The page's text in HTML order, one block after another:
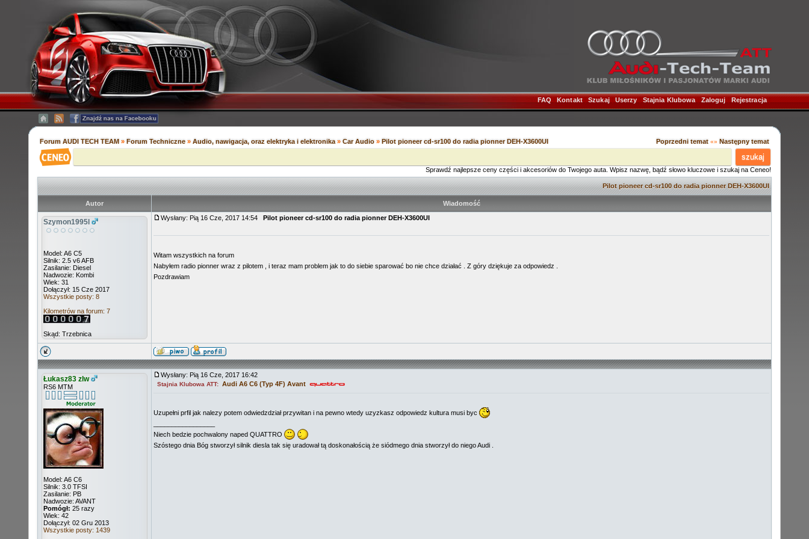
FAQ |Kontakt| Szukaj| Userzy Stajnia Klubowa Zaloguj Rejestracja
Forum AUDI TECH TEAM » Forum Techniczne » Audio, nawigacja, oraz elektryka i elektronika » Car Audio » Pilot pioneer cd-sr100 do radia pionner DEH-X3600UI Poprzedni temat «» Następny temat
szukaj
Sprawdź najlepsze ceny części i akcesoriów do Twojego auta. Wpisz nazwę, bądź słowo kluczowe i szukaj na Ceneo!
Pilot pioneer cd-sr100 do radia pionner DEH-X3600UI
Autor Wiadomość
Szymon1995l
Model: A6 C5
Silnik: 2.5 v6 AFB
Zasilanie: Diesel
Nadwozie: Kombi
Wiek: 31
Dołączył: 15 Cze 2017
Wszystkie posty: 8
Kilometrów na forum: 7
Skąd: Trzebnica
Wysłany: Pią 16 Cze, 2017 14:54 Pilot pioneer cd-sr100 do radia pionner DEH-X3600UI
Witam wszystkich na forum
Nabyłem radio pionner wraz z pilotem , i teraz mam problem jak to do siebie sparować bo nie chce działać . Z góry dziękuje za odpowiedz .
Pozdrawiam
Łukasz83 zlw
RS6 MTM
Model: A6 C6
Silnik: 3.0 TFSI
Zasilanie: PB
Nadwozie: AVANT
Pomógł: 25 razy
Wiek: 42
Dołączył: 02 Gru 2013
Wszystkie posty: 1439
Wysłany: Pią 16 Cze, 2017 16:42
Stajnia Klubowa ATT: Audi A6 C6 (Typ 4F) Avant
Uzupełni prfil jak nalezy potem odwiedzdział przywitan i na pewno wtedy uzyzkasz odpowiedz kultura musi byc
Niech bedzie pochwalony naped QUATTRO
Szóstego dnia Bóg stworzył silnik diesla tak się uradował tą doskonałością że siódmego dnia stworzył do niego Audi .